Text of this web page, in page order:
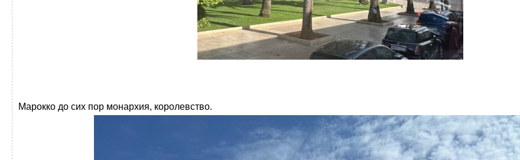
Марокко до сих пор монархия, королевство.